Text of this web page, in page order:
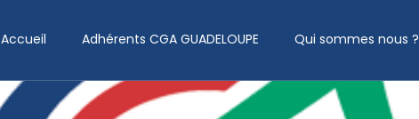
Accueil Adhérents CGA GUADELOUPE Qui sommes nous ?